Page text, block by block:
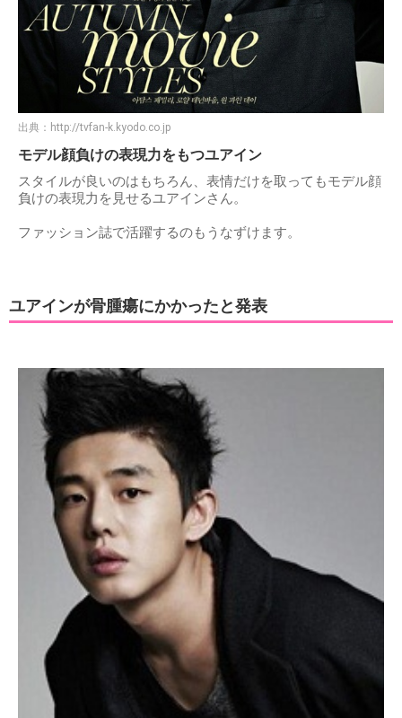
出典： http://tvfan-k.kyodo.co.jp
モデル顔負けの表現力をもつユアイン
スタイルが良いのはもちろん、表情だけを取ってもモデル顔
負けの表現力を見せるユアインさん。
ファッション誌で活躍するのもうなずけます。
ユアインが骨腫瘍にかかったと発表